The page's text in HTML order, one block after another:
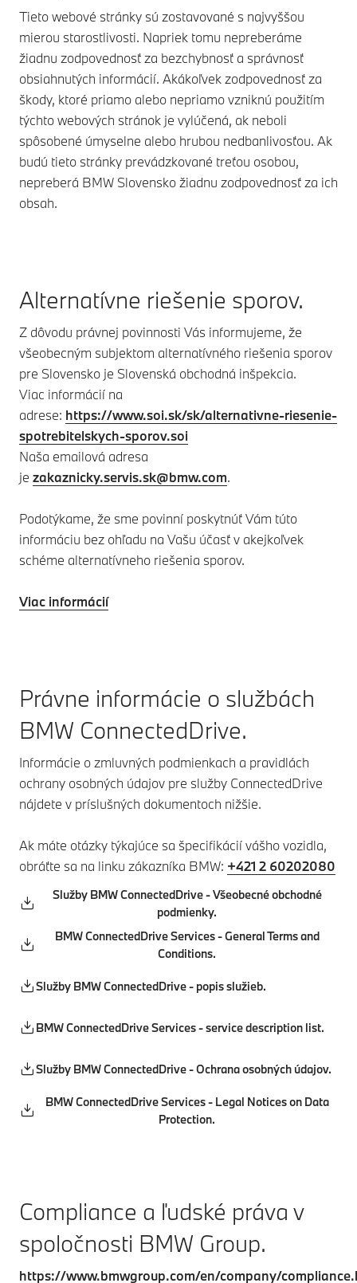
Tieto webové stránky sú zostavované s najvyššou
mierou starostlivosti. Napriek tomu nepreberáme
žiadnu zodpovednosť za bezchybnosť a správnosť
obsiahnutých informácií. Akákoľvek zodpovednosť za
škody, ktoré priamo alebo nepriamo vzniknú použitím
týchto webových stránok je vylúčená, ak neboli
spôsobené úmyselne alebo hrubou nedbanlivosťou. Ak
budú tieto stránky prevádzkované treťou osobou,
nepreberá BMW Slovensko žiadnu zodpovednosť za ich
obsah.
Alternatívne riešenie sporov.
Z dôvodu právnej povinnosti Vás informujeme, že
všeobecným subjektom alternatívného riešenia sporov
pre Slovensko je Slovenská obchodná inšpekcia.
Viac informácií na
adrese: https://www.soi.sk/sk/alternativne-riesenie-
spotrebitelskych-sporov.soi
Naša emailová adresa
je zakaznicky.servis.sk@bmw.com.
Podotýkame, že sme povinní poskytnúť Vám túto
informáciu bez ohľadu na Vašu účasť v akejkoľvek
schéme alternatívneho riešenia sporov.
Viac informácií
Právne informácie o službách
BMW ConnectedDrive.
Informácie o zmluvných podmienkach a pravidlách
ochrany osobných údajov pre služby ConnectedDrive
nájdete v príslušných dokumentoch nižšie.
Ak máte otázky týkajúce sa špecifikácií vášho vozidla,
obráťte sa na linku zákazníka BMW: +421 2 60202080
Služby BMW ConnectedDrive - Všeobecné obchodné
podmienky.
BMW ConnectedDrive Services - General Terms and
Conditions.
Služby BMW ConnectedDrive - popis služieb.
BMW ConnectedDrive Services - service description list.
Služby BMW ConnectedDrive - Ochrana osobných údajov.
BMW ConnectedDrive Services - Legal Notices on Data
Protection.
Compliance a ľudské práva v
spoločnosti BMW Group.
https://www.bmwgroup.com/en/company/